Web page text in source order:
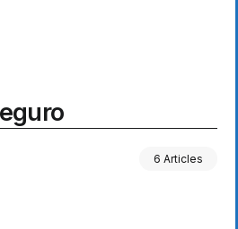
6 Articles